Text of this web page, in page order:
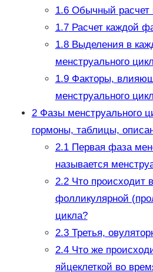
1.6Обычный расчет
1.7Расчет каждой
1.8Выделения в
менструального
1.9Факторы,
менструального
2Фазы менструального
гормоны, таблицы,
2.1Первая фаза
называется
2.2Что происходит
фолликулярной
цикла?
2.3Третья,
2.4Что же
яйцеклеткой во